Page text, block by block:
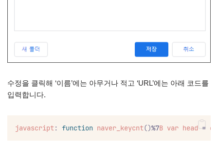
수정을 클릭해 ‘이름’에는 아무거나 적고 ‘URL’에는 아래 코드를
입력합니다.
javascript: function naver_keycnt()%7B var head =